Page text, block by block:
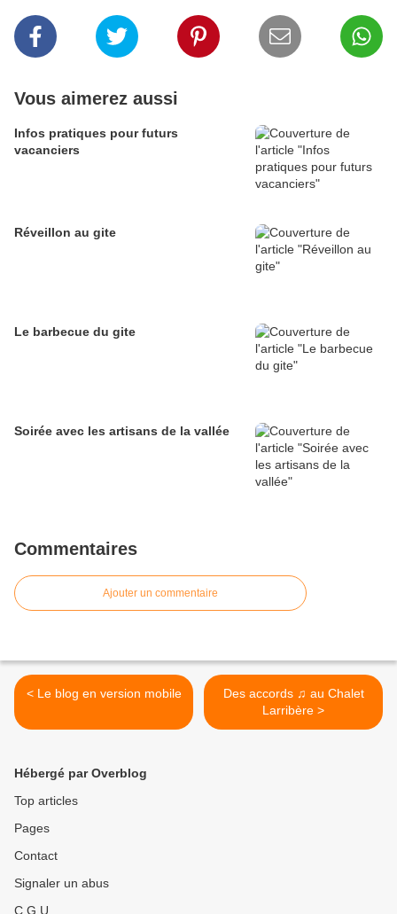
Vous aimerez aussi
Infos pratiques pour futurs
vacanciers
Réveillon au gite
Le barbecue du gite
Soirée avec les artisans de la vallée
Commentaires
Ajouter un commentaire
< Le blog en version mobile
Des accords ♫ au Chalet
Larribère >
Hébergé par Overblog
Top articles
Pages
Contact
Signaler un abus
C.G.U.